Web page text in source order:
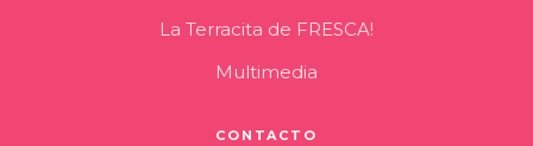
La Terracita de FRESCA!
Multimedia
CONTACTO